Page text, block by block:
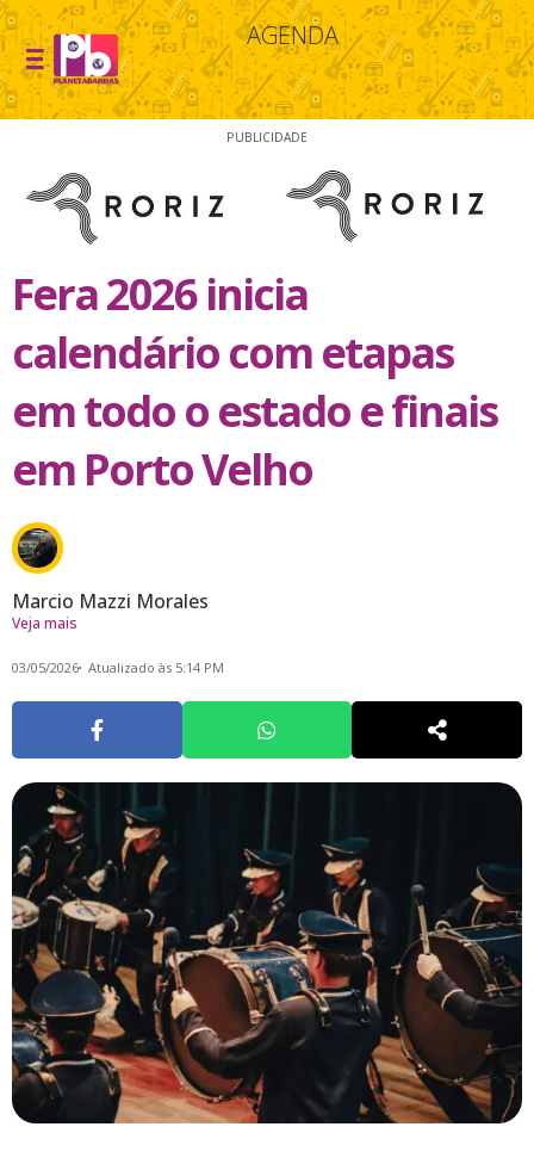
AGENDA
PUBLICIDADE
Fera 2026 inicia
calendário com etapas
em todo o estado e finais
em Porto Velho
Marcio Mazzi Morales
Veja mais
03/05/2026 Atualizado às 5:14 PM